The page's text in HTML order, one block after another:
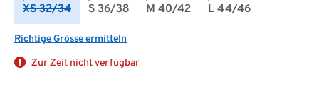
XS 32/34 S 36/38 M 40/42 L 44/46
Richtige Grösse ermitteln
Zur Zeit nicht verfügbar